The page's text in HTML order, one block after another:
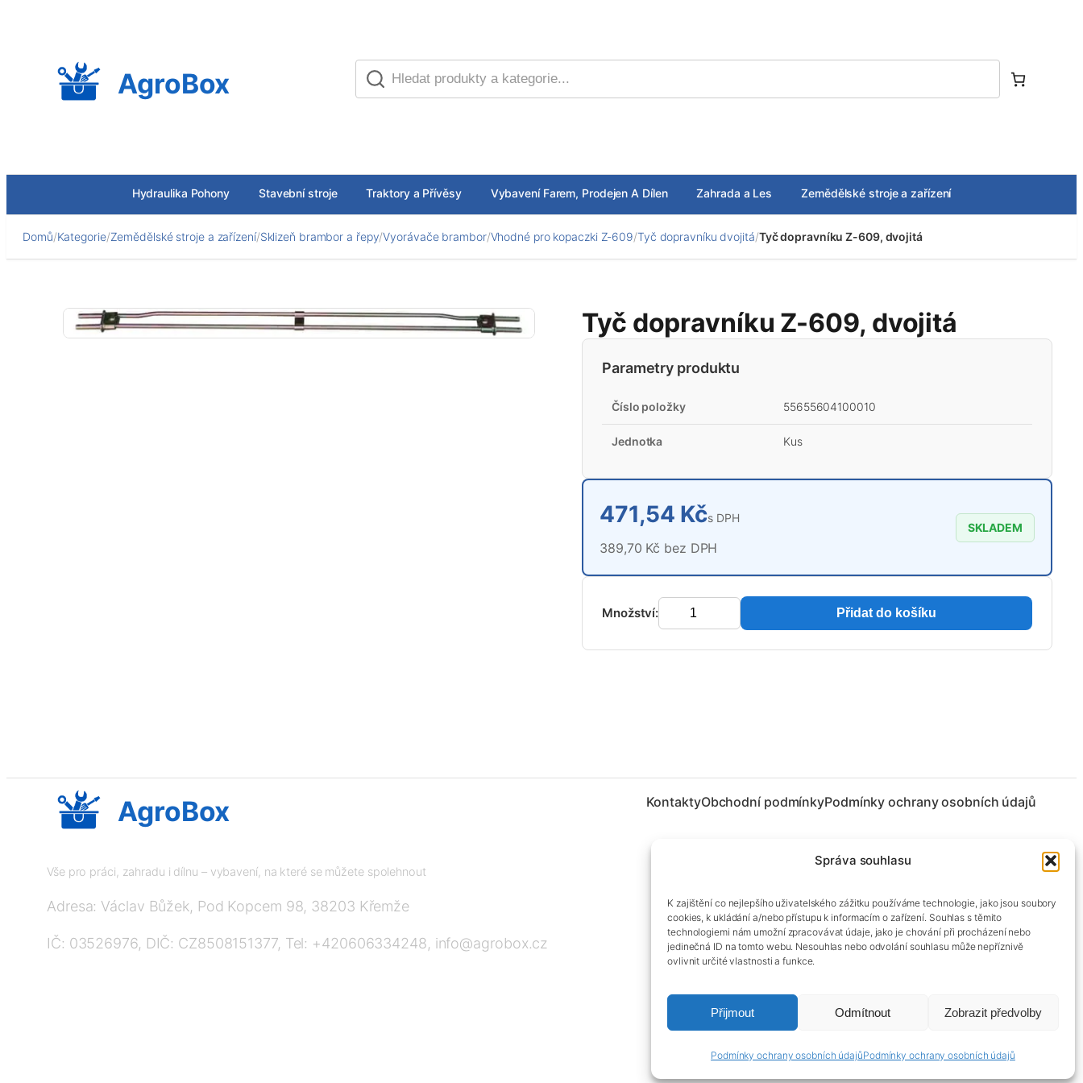
Správa souhlasu
K zajištění co nejlepšího uživatelského zážitku používáme technologie, jako jsou soubory
cookies, k ukládání a/nebo přístupu k informacím o zařízení. Souhlas s těmito
technologiemi nám umožní zpracovávat údaje, jako je chování při procházení nebo
jedinečná ID na tomto webu. Nesouhlas nebo odvolání souhlasu může nepříznivě
ovlivnit určité vlastnosti a funkce.
Přijmout Odmítnout Zobrazit předvolby
Podmínky ochrany osobních údajůPodmínky ochrany osobních údajů
AgroBox
Hydraulika Pohony Stavební stroje Traktory a Přívěsy Vybavení Farem, Prodejen A Dílen Zahrada a Les Zemědělské stroje a zařízení
Domů/Kategorie/Zemědělské stroje a zařízení/Sklizeň brambor a řepy/Vyorávače brambor/Vhodné pro kopaczki Z-609/Tyč dopravníku dvojitá/Tyč dopravníku Z-609, dvojitá
Tyč dopravníku Z-609, dvojitá
Parametry produktu
Číslo položky 55655604100010
Jednotka Kus
471,54 Kčs DPH
389,70 Kč bez DPH
SKLADEM
Množství: Přidat do košíku
AgroBox
Vše pro práci, zahradu i dílnu – vybavení, na které se můžete spolehnout
Adresa: Václav Bůžek, Pod Kopcem 98, 38203 Křemže
IČ: 03526976, DIČ: CZ8508151377, Tel: +420606334248, info@agrobox.cz
KontaktyObchodní podmínkyPodmínky ochrany osobních údajů